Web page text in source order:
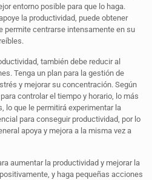
entorno posible para que lo haga.
la productividad, puede obtener
permite centrarse intensamente en su
también debe reducir al
Tenga un plan para la gestión de
y mejorar su concentración. Según
controlar el tiempo y horario, lo más
lo que le permitirá experimentar la
para conseguir productividad, por lo
apoya y mejora a la misma vez a
aumentar la productividad y mejorar la
y haga pequeñas acciones